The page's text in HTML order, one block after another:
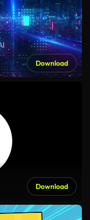
Download
Download